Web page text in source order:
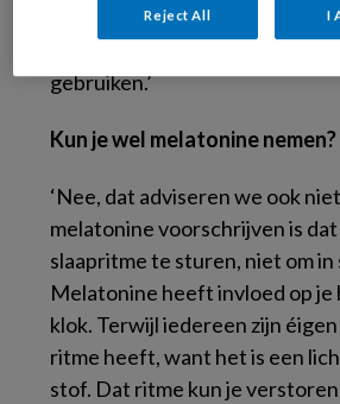
iets met je zenuwstelsel en kan
gebruiken.’
Kun je wel melatonine nemen?
‘Nee, dat adviseren we ook
melatonine voorschrijven is
slaapritme te sturen, niet om in
Melatonine heeft invloed op je
klok. Terwijl iedereen zijn
ritme heeft, want het is een
stof. Dat ritme kun je verstoren
Reject All I